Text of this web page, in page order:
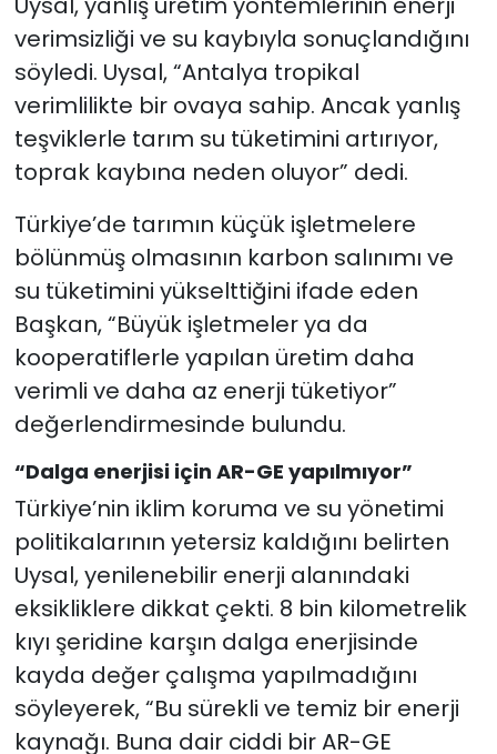
verimsizliği ve su kaybıyla sonuçlandığını
söyledi. Uysal, “Antalya tropikal
verimlilikte bir ovaya sahip. Ancak yanlış
teşviklerle tarım su tüketimini artırıyor,
toprak kaybına neden oluyor” dedi.
Türkiye’de tarımın küçük işletmelere
bölünmüş olmasının karbon salınımı ve
su tüketimini yükselttiğini ifade eden
Başkan, “Büyük işletmeler ya da
kooperatiflerle yapılan üretim daha
verimli ve daha az enerji tüketiyor”
değerlendirmesinde bulundu.
“Dalga enerjisi için AR-GE yapılmıyor”
Türkiye’nin iklim koruma ve su yönetimi
politikalarının yetersiz kaldığını belirten
Uysal, yenilenebilir enerji alanındaki
eksikliklere dikkat çekti. 8 bin kilometrelik
kıyı şeridine karşın dalga enerjisinde
kayda değer çalışma yapılmadığını
söyleyerek, “Bu sürekli ve temiz bir enerji
kaynağı. Buna dair ciddi bir AR-GE